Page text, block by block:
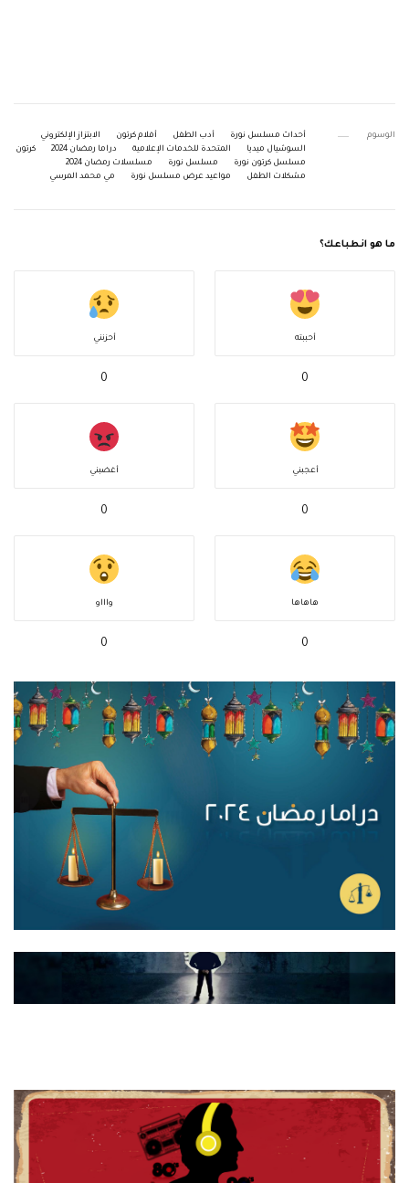
الوسوم أحداث مسلسل نورة أدب الطفل أفلام كرتون
الابتزاز الإلكتروني
السوشيال ميديا
المتحدة للخدمات الإعلامية دراما رمضان 2024
كرتون
مسلسل كرتون نورة
مسلسل نورة
مسلسلات رمضان 2024
مشكلات الطفل
مواعيد عرض مسلسل نورة مي محمد المرسي
ما هو انطباعك؟
أحببته
0
أحزنني
0
أعجبني
0
أغضبني
0
هاهاها
0
واااو
0